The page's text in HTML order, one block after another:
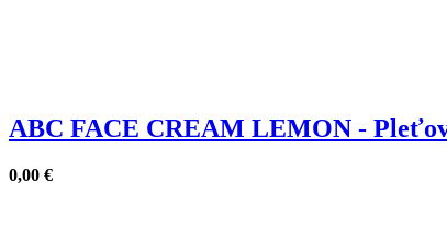
ABC FACE CREAM LEMON -
0,00 €